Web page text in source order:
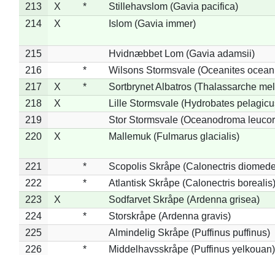
213
X *
Stillehavslom (Gavia pacifica)
214
X Islom (Gavia immer)
215
Hvidnæbbet Lom (Gavia adamsii)
216
*
Wilsons Stormsvale (Oceanites
217
X *
Sortbrynet Albatros (Thalassarche
218
X
Lille Stormsvale (Hydrobates
219
Stor Stormsvale (Oceanodroma
220
X Mallemuk (Fulmarus glacialis)
221 *
Scopolis Skråpe (Calonectris
222
*
Atlantisk Skråpe (Calonectris borealis)
223
X
Sodfarvet Skråpe (Ardenna grisea)
224
*
Storskråpe (Ardenna gravis)
225
Almindelig Skråpe (Puffinus puffinus)
226
*
Middelhavsskråpe (Puffinus yelkouan)